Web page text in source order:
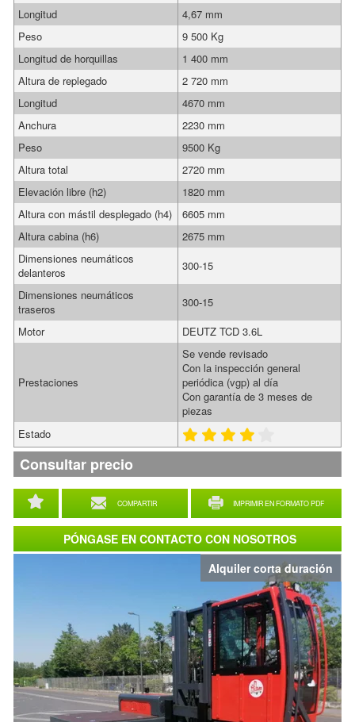
Alquiler corta duración
COMPARTIR IMPRIMIR EN FORMATO PDF
Longitud
4,67 mm
Peso
9 500 Kg
Longitud de horquillas
1 400 mm
Altura de replegado
2 720 mm
Longitud
4670 mm
Anchura
2230 mm
Peso
9500 Kg
Altura total
2720 mm
Elevación libre (h2)
1820 mm
Altura con mástil desplegado (h4)
6605 mm
Altura cabina (h6)
2675 mm
Dimensiones neumáticos
delanteros
300-15
Dimensiones neumáticos
traseros
300-15
Motor
DEUTZ TCD 3.6L
Prestaciones
Se vende revisado
Con la inspección general
periódica (vgp) al día
Con garantía de 3 meses de
piezas
Estado
Consultar precio
PÓNGASE EN CONTACTO CON NOSOTROS